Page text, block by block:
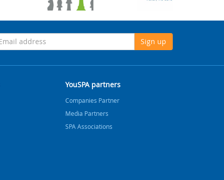
Sign up
YouSPA partners
Companies Partner
Media Partners
SPA Associations